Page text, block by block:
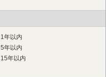
1年以内
5年以内
15年以内